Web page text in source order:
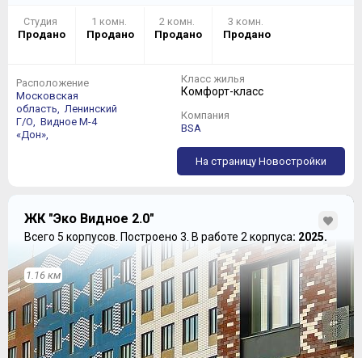
в IVквартале 2018 (Корпус №4). и заканчивая I
кварталом 2019 (Корпус №3).
Студия
Продано
1 комн.
Продано
2 комн.
Продано
3 комн.
Продано
Расположение
Московская
область,
Ленинский
Г/О,
Видное М-4
«Дон»,
Класс жилья
Комфорт-класс
Компания
BSA
На страницу Новостройки
ЖК "Эко Видное 2.0"
Всего 5 корпусов. Построено 3. В работе 2 корпуса: 2025.
1.16 км